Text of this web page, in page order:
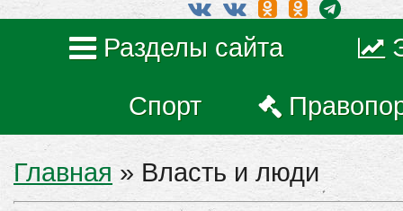
Разделы сайта
Спорт
Главная » Власть и люди